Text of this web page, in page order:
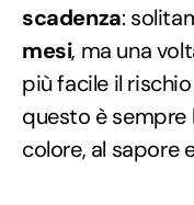
scadenza:
mesi, ma una
più facile il
questo è sempre
colore, al sapore